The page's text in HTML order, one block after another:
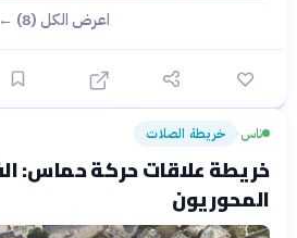
اعرض الكل (8) ←
ناس› خريطة الصلات
خريطة علاقات حركة حماس:
المحوريون